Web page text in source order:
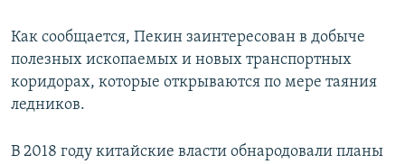
Как сообщается, Пекин заинтересован в добыче
полезных ископаемых и новых транспортных
коридорах, которые открываются по мере таяния
ледников.
В 2018 году китайские власти обнародовали планы